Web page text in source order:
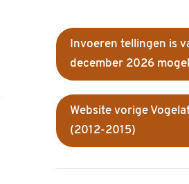
Invoeren tellingen is
december 2026
Website vorige
(2012-2015)